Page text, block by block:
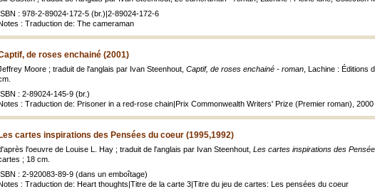
: 978-2-89024-172-5 (br.)|2-89024-172-6
: Traduction de: The cameraman
de roses enchainé (2001)
Moore ; traduit de l'anglais par Ivan Steenhout, Captif, de roses enchainé - roman , Lachine : Éditions
: 2-89024-145-9 (br.)
: Traduction de: Prisoner in a red-rose chain|Prix Commonwealth Writers' Prize (Premier roman), 2000
Les cartes inspirations des Pensées du coeur (1995,1992)
l'oeuvre de Louise L. Hay ; traduit de l'anglais par Ivan Steenhout, Les cartes inspirations des
; 18 cm.
: 2-920083-89-9 (dans un emboîtage)
: Traduction de: Heart thoughts|Titre de la carte 3|Titre du jeu de cartes: Les pensées du coeur